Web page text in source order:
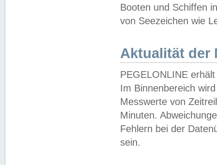
Booten und Schiffen
von Seezeichen wie
Aktualität der
PEGELONLINE
Im Binnenbereich
Messwerte von
Minuten.
Fehlern bei der
sein.